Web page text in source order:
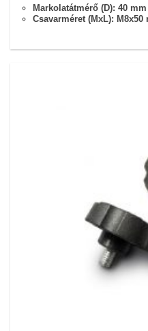
Markolatátmérő (D): 40 mm
Csavarméret (MxL): M8x50